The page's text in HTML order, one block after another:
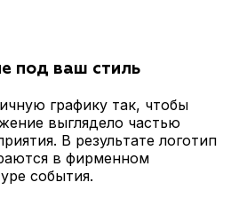
под ваш стиль
графику так, чтобы
выглядело частью
В результате логотип
в фирменном
события.